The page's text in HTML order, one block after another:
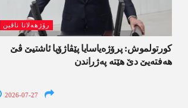
رۆژھەلاتا ناڤین
کورتولموش: پرۆژەیاسایا پێڤاژۆیا ئاشتیێ ڤێ
ھەفتەیێ دێ هێتە پەژراندن
2026-07-27